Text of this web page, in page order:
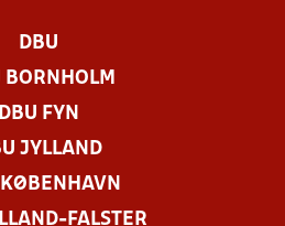
DBU
BORNHOLM
DBU FYN
JYLLAND
KØBENHAVN
FALSTER